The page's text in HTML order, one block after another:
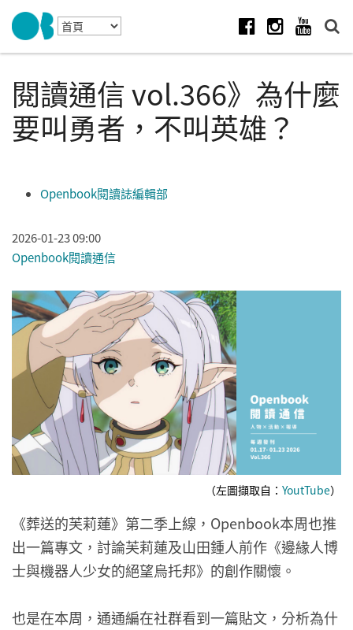
Skip to navigation
移至主內容
閱讀通信 vol.366》為什麼
要叫勇者，不叫英雄？
Openbook閱讀誌編輯部
2026-01-23 09:00
Openbook閱讀通信
（左圖擷取自： YoutTube）
《葬送的芙莉蓮》第二季上線，Openbook本周也推
出一篇專文，討論芙莉蓮及山田鍾人前作《邊緣人博
士與機器人少女的絕望烏托邦》的創作關懷。
也是在本周，通通編在社群看到一篇貼文，分析為什